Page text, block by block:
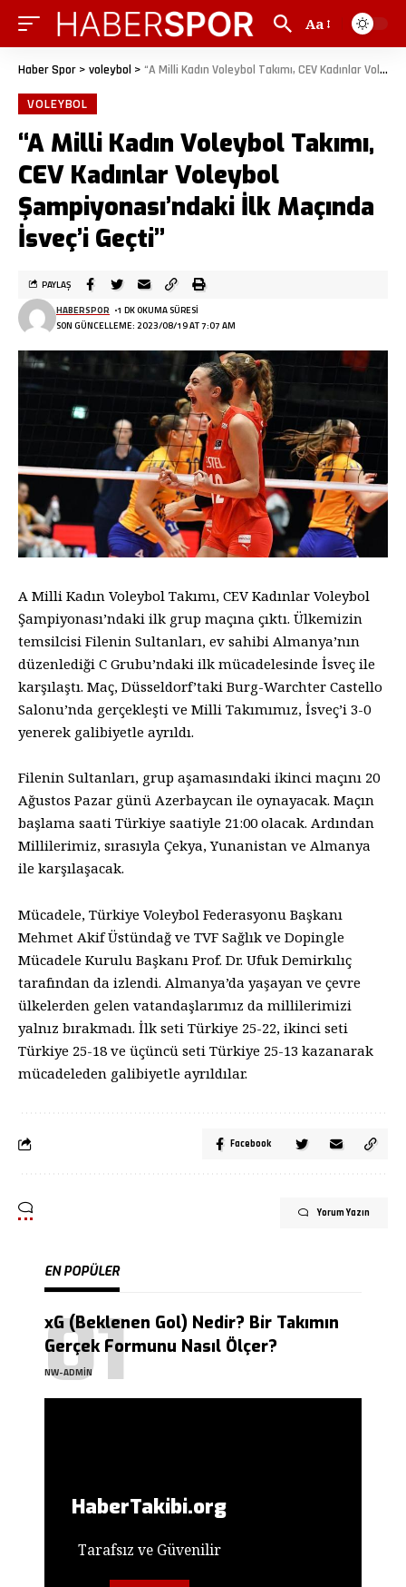
Aa
Haber Spor > voleybol > “A Milli Kadın Voleybol Takımı, CEV Kadınlar Voleybol Şampiyonası’ndaki İlk Maçında İsveç’i Geçti”
VOLEYBOL
“A Milli Kadın Voleybol Takımı,
CEV Kadınlar Voleybol
Şampiyonası’ndaki İlk Maçında
İsveç’i Geçti”
SON GÜNCELLEME: 2023/08/19 AT 7:07 AM
HABERSPOR 1 DK OKUMA SÜRESI
PAYLAŞ
A Milli Kadın Voleybol Takımı, CEV Kadınlar Voleybol
Şampiyonası’ndaki ilk grup maçına çıktı. Ülkemizin
temsilcisi Filenin Sultanları, ev sahibi Almanya’nın
düzenlediği C Grubu’ndaki ilk mücadelesinde İsveç ile
karşılaştı. Maç, Düsseldorf’taki Burg-Warchter Castello
Salonu’nda gerçekleşti ve Milli Takımımız, İsveç’i 3-0
yenerek galibiyetle ayrıldı.
Filenin Sultanları, grup aşamasındaki ikinci maçını 20
Ağustos Pazar günü Azerbaycan ile oynayacak. Maçın
başlama saati Türkiye saatiyle 21:00 olacak. Ardından
Millilerimiz, sırasıyla Çekya, Yunanistan ve Almanya
ile karşılaşacak.
Mücadele, Türkiye Voleybol Federasyonu Başkanı
Mehmet Akif Üstündağ ve TVF Sağlık ve Dopingle
Mücadele Kurulu Başkanı Prof. Dr. Ufuk Demirkılıç
tarafından da izlendi. Almanya’da yaşayan ve çevre
ülkelerden gelen vatandaşlarımız da millilerimizi
yalnız bırakmadı. İlk seti Türkiye 25-22, ikinci seti
Türkiye 25-18 ve üçüncü seti Türkiye 25-13 kazanarak
mücadeleden galibiyetle ayrıldılar.
Facebook
Yorum Yazın
EN POPÜLER
xG (Beklenen Gol) Nedir? Bir Takımın
Gerçek Formunu Nasıl Ölçer?
NW-ADMIN
HaberTakibi.org
Tarafsız ve Güvenilir